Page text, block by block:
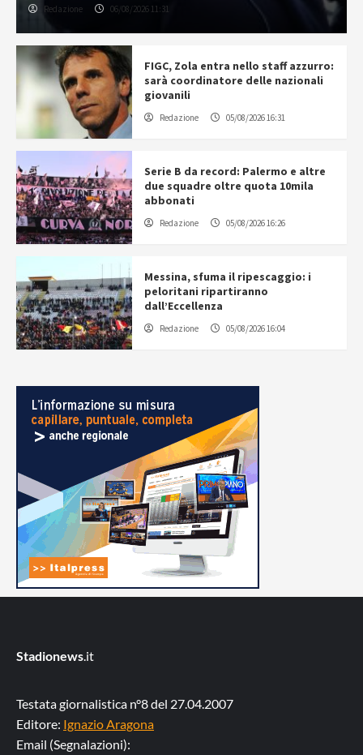
Redazione 06/08/2026 11:31
FIGC, Zola entra nello staff azzurro:
sarà coordinatore delle nazionali
giovanili
Redazione 05/08/2026 16:31
Serie B da record: Palermo e altre
due squadre oltre quota 10mila
abbonati
Redazione 05/08/2026 16:26
Messina, sfuma il ripescaggio: i
peloritani ripartiranno
dall’Eccellenza
Redazione 05/08/2026 16:04
Stadionews .it
Testata giornalistica n°8 del 27.04.2007
Editore: Ignazio Aragona
Email (Segnalazioni):